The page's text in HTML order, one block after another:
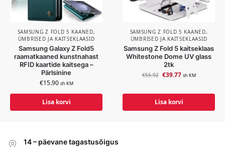
SAMSUNG Z FOLD 5 KAANED,
ÜMBRISED JA KAITSEKLAASID
Samsung Galaxy Z Fold5
raamatkaaned kunstnahast
RFID kaartide kaitsega –
Pärlsinine
€15.90 sh KM
Lisa korvi
SAMSUNG Z FOLD 5 KAANED,
ÜMBRISED JA KAITSEKLAASID
Samsung Z Fold 5 kaitseklaas
Whitestone Dome UV glass
2tk
€55.92 €39.77 sh KM
Lisa korvi
14 – päevane tagastusõigus